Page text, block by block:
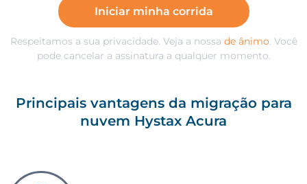
Iniciar minha corrida
Respeitamos a sua privacidade. Veja a nossa de ânimo. Você
pode cancelar a assinatura a qualquer momento.
Principais vantagens da migração para
nuvem Hystax Acura